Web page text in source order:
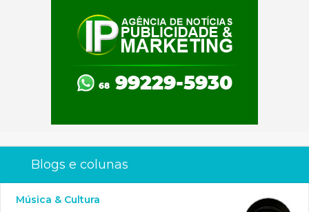
Blogs e colunas
Música & Cultura